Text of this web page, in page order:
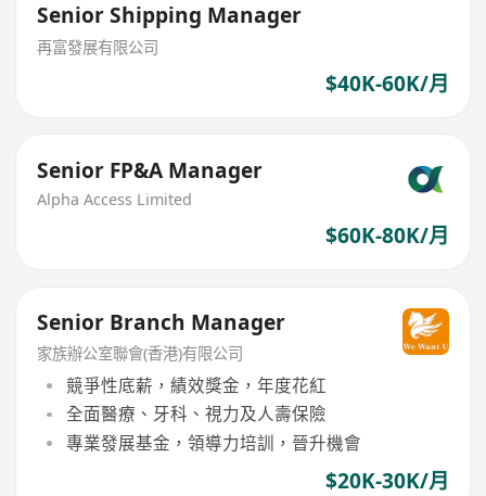
Senior Shipping Manager
再富發展有限公司
$40K-60K/月
Senior FP&A Manager
Alpha Access Limited
$60K-80K/月
Senior Branch Manager
家族辦公室聯會(香港)有限公司
競爭性底薪，績效獎金，年度花紅
全面醫療、牙科、視力及人壽保險
專業發展基金，領導力培訓，晉升機會
$20K-30K/月